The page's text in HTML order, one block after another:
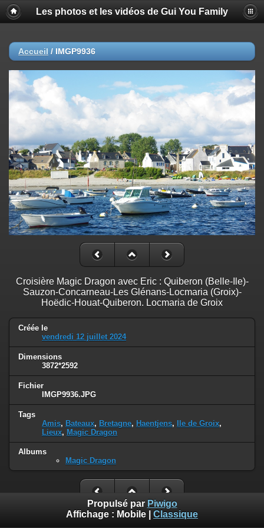
Les photos et les vidéos de Gui You Family
Accueil / IMGP9936
Croisière Magic Dragon avec Eric : Quiberon (Belle-Ile)-
Sauzon-Concarneau-Les Glénans-Locmaria (Groix)-
Hoëdic-Houat-Quiberon. Locmaria de Groix
Créée le
vendredi 12 juillet 2024
Dimensions
3872*2592
Fichier
IMGP9936.JPG
Tags
Amis, Bateaux, Bretagne, Haentjens, Ile de Groix,
Lieux, Magic Dragon
Albums
Magic Dragon
Propulsé par Piwigo
Affichage : Mobile Classique